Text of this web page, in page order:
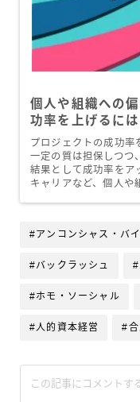
個人や組織への
功率を上げるには
プロジェクトの成功率
一定の質は担保しつつ
結果として成功率をア
キャリアなど、個人
#アンコンシャス・バ
#バックラッシュ
#ホモ・ソーシャル
#人的資本経営 #